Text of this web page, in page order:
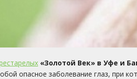
«Золотой Век» в Уфе и
опасное заболевание глаз, при